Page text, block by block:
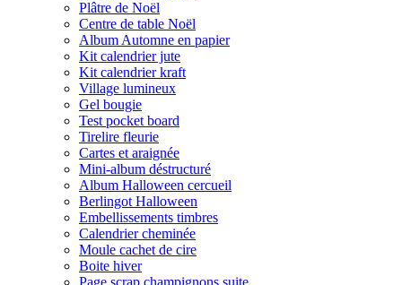
Plâtre de Noël
Centre de table Noël
Album Automne en papier
Kit calendrier jute
Kit calendrier kraft
Village lumineux
Gel bougie
Test pocket board
Tirelire fleurie
Cartes et araignée
Mini-album déstructuré
Album Halloween cercueil
Berlingot Halloween
Embellissements timbres
Calendrier cheminée
Moule cachet de cire
Boite hiver
Page scrap champignons suite